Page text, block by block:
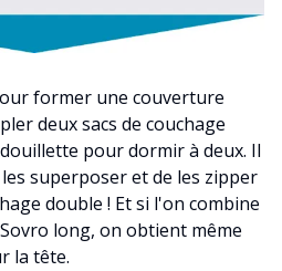
former une couverture
deux sacs de couchage
pour dormir à deux. Il
superposer et de les zipper
double ! Et si l'on combine
long, on obtient même
la tête.